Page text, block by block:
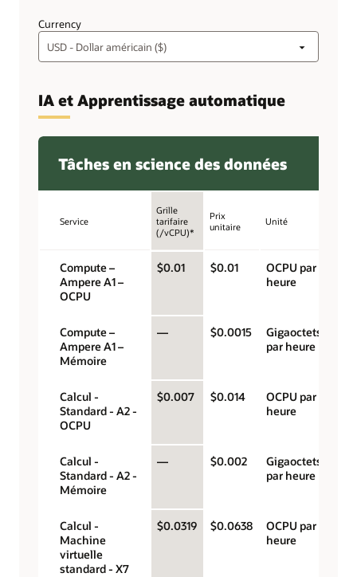
Currency
IA et Apprentissage automatique
Tâches en science des données
Service
Grille
tarifaire
(/vCPU)*
Prix
unitaire
Unité
Compute –
Ampere A1 –
OCPU
$0.01 $0.01
OCPU par
heure
Compute –
Ampere A1 –
Mémoire
— $0.0015
Gigaoctets
par heure
Calcul -
Standard - A2 -
OCPU
$0.007 $0.014
OCPU par
heure
Calcul -
Standard - A2 -
Mémoire
— $0.002
Gigaoctets
par heure
Calcul -
Machine
virtuelle
standard - X7
$0.0319 $0.0638
OCPU par
heure